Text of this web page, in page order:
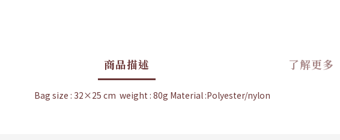
商品描述 了解更多
Bag size : 32×25 cm weight : 80g Material :Polyester/nylon